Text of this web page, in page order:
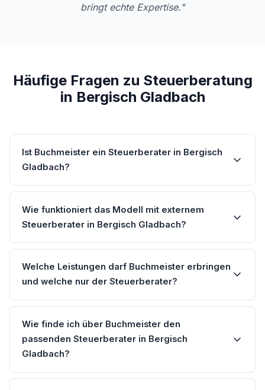
bringt echte Expertise."
Häufige Fragen zu Steuerberatung
in Bergisch Gladbach
Ist Buchmeister ein Steuerberater in Bergisch
Gladbach?
Wie funktioniert das Modell mit externem
Steuerberater in Bergisch Gladbach?
Welche Leistungen darf Buchmeister erbringen
und welche nur der Steuerberater?
Wie finde ich über Buchmeister den
passenden Steuerberater in Bergisch
Gladbach?